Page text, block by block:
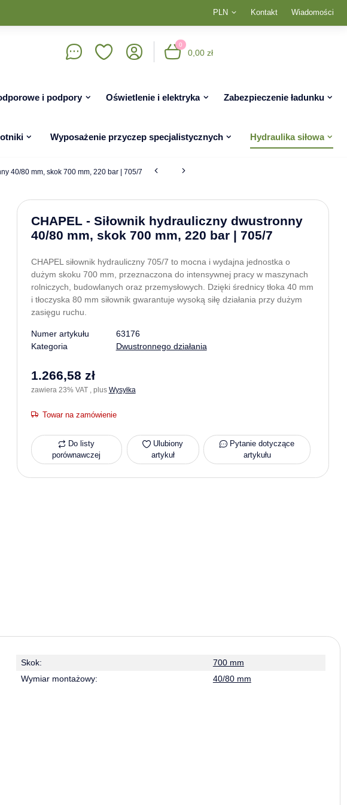
PLN Kontakt Wiadomości
0
0,00 zł
i podpory Oświetlenie i elektryka Zabezpieczenie ładunku
Wyposażenie przyczep specjalistycznych Hydraulika siłowa
40/80 mm, skok 700 mm, 220 bar | 705/7
CHAPEL - Siłownik hydrauliczny dwustronny
40/80 mm, skok 700 mm, 220 bar | 705/7
CHAPEL siłownik hydrauliczny 705/7 to mocna i wydajna jednostka o
dużym skoku 700 mm, przeznaczona do intensywnej pracy w maszynach
rolniczych, budowlanych oraz przemysłowych. Dzięki średnicy tłoka 40 mm
i tłoczyska 80 mm siłownik gwarantuje wysoką siłę działania przy dużym
zasięgu ruchu.
Numer artykułu
63176
Kategoria
Dwustronnego działania
1.266,58 zł
zawiera 23% VAT , plus Wysyłka
Towar na zamówienie
Do listy
porównawczej
Ulubiony
artykuł
Pytanie dotyczące
artykułu
Skok:
700 mm
Wymiar montażowy:
40/80 mm